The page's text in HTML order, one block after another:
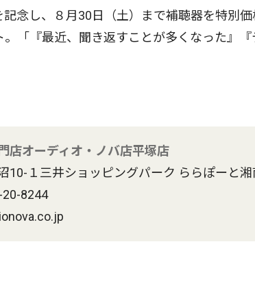
念し、８月30日（土）まで補聴器を特別
。「『最近、聞き返すことが多くなった』
店オーディオ・ノバ店平塚店
10-１三井ショッピングパーク ららぽーと
20-8244